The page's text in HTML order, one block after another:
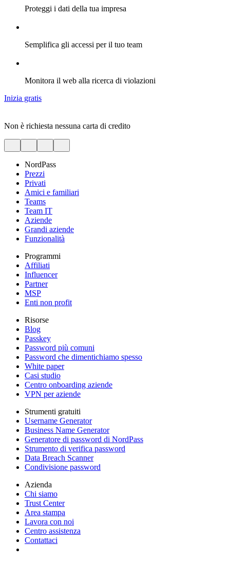
Proteggi i dati della tua impresa
Semplifica gli accessi per il tuo team
Monitora il web alla ricerca di violazioni
Inizia gratis
Non è richiesta nessuna carta di credito
NordPass
Prezzi
Privati
Amici e familiari
Teams
Team IT
Aziende
Grandi aziende
Funzionalità
Programmi
Affiliati
Influencer
Partner
MSP
Enti non profit
Risorse
Blog
Passkey
Password più comuni
Password che dimentichiamo spesso
White paper
Casi studio
Centro onboarding aziende
VPN per aziende
Strumenti gratuiti
Username Generator
Business Name Generator
Generatore di password di NordPass
Strumento di verifica password
Data Breach Scanner
Condivisione password
Azienda
Chi siamo
Trust Center
Area stampa
Lavora con noi
Centro assistenza
Contattaci